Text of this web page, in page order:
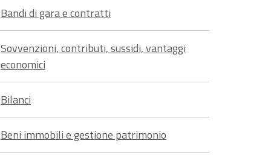
Bandi di gara e contratti
Sovvenzioni, contributi, sussidi, vantaggi
economici
Bilanci
Beni immobili e gestione patrimonio